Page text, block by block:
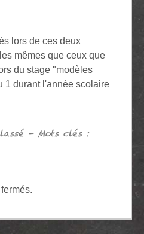
lors de ces deux
mêmes que ceux que
du stage "modèles
1 durant l'année scolaire
- Mots clés :